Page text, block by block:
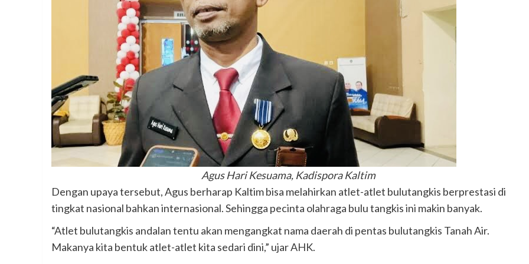
Agus Hari Kesuama, Kadispora Kaltim
Dengan upaya tersebut, Agus berharap Kaltim bisa melahirkan atlet-atlet bulutangkis berprestasi di
tingkat nasional bahkan internasional. Sehingga pecinta olahraga bulu tangkis ini makin banyak.
“Atlet bulutangkis andalan tentu akan mengangkat nama daerah di pentas bulutangkis Tanah Air.
Makanya kita bentuk atlet-atlet kita sedari dini,” ujar AHK.